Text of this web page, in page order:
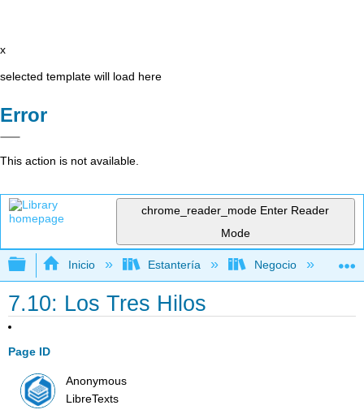
x
selected template will load here
Error
This action is not available.
chrome_reader_mode Enter Reader
Mode
Expandir/contraer jerarquía global
Inicio Estantería Negocio
7.10: Los Tres Hilos
Page ID
Anonymous
LibreTexts